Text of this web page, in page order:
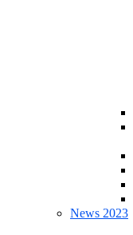
News 2023